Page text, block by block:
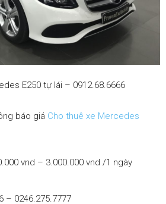
xetulai|
tu
E250 tự lái – 0912.68.6666
báo giá Cho thuê xe Mercedes
vnd – 3.000.000 vnd /1 ngày
– 0246.275.7777